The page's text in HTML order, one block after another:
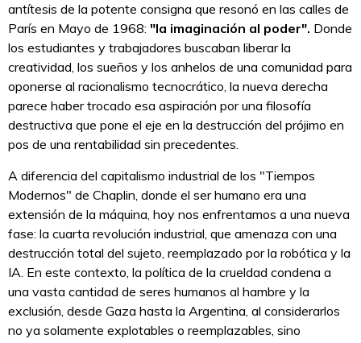
antítesis de la potente consigna que resonó en las calles de
París en Mayo de 1968: "la imaginación al poder". Donde
los estudiantes y trabajadores buscaban liberar la
creatividad, los sueños y los anhelos de una comunidad para
oponerse al racionalismo tecnocrático, la nueva derecha
parece haber trocado esa aspiración por una filosofía
destructiva que pone el eje en la destrucción del prójimo en
pos de una rentabilidad sin precedentes.
A diferencia del capitalismo industrial de los "Tiempos
Modernos" de Chaplin, donde el ser humano era una
extensión de la máquina, hoy nos enfrentamos a una nueva
fase: la cuarta revolución industrial, que amenaza con una
destrucción total del sujeto, reemplazado por la robótica y la
IA. En este contexto, la política de la crueldad condena a
una vasta cantidad de seres humanos al hambre y la
exclusión, desde Gaza hasta la Argentina, al considerarlos
no ya solamente explotables o reemplazables, sino